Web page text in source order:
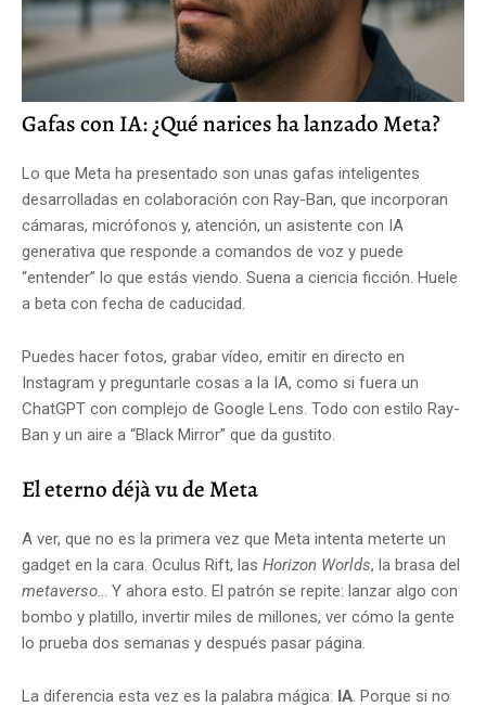
Gafas con IA: ¿Qué narices ha lanzado Meta?
Lo que Meta ha presentado son unas gafas inteligentes
desarrolladas en colaboración con Ray-Ban, que incorporan
cámaras, micrófonos y, atención, un asistente con IA
generativa que responde a comandos de voz y puede
“entender” lo que estás viendo. Suena a ciencia ficción. Huele
a beta con fecha de caducidad.
Puedes hacer fotos, grabar vídeo, emitir en directo en
Instagram y preguntarle cosas a la IA, como si fuera un
ChatGPT con complejo de Google Lens. Todo con estilo Ray-
Ban y un aire a “Black Mirror” que da gustito.
El eterno déjà vu de Meta
A ver, que no es la primera vez que Meta intenta meterte un
gadget en la cara. Oculus Rift, las Horizon Worlds, la brasa del
metaverso... Y ahora esto. El patrón se repite: lanzar algo con
bombo y platillo, invertir miles de millones, ver cómo la gente
lo prueba dos semanas y después pasar página.
La diferencia esta vez es la palabra mágica: IA. Porque si no